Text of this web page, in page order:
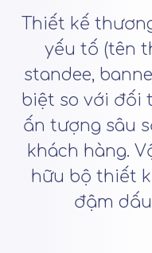
Thiết kế
yếu tố (tên
standee,
biệt so với đối
ấn tượng sâu
khách hàng.
hữu bộ thiết
đậm